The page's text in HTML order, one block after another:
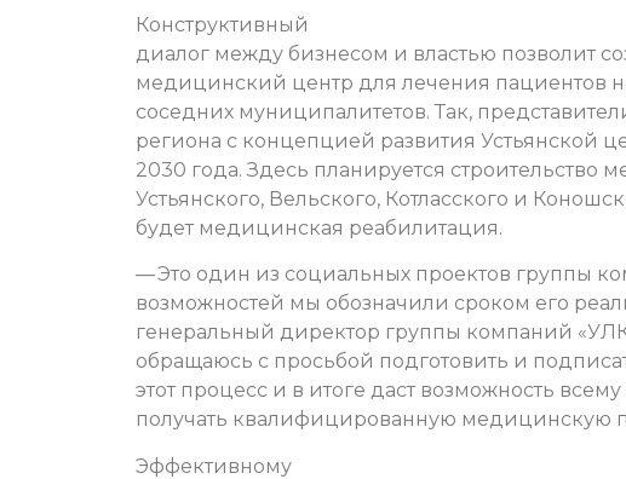
Конструктивный
диалог между бизнесом и властью позволит
медицинский центр для лечения пациентов
соседних муниципалитетов. Так,
региона с концепцией развития Устьянской
2030 года. Здесь планируется строительство
Устьянского, Вельского, Котласского и
будет медицинская реабилитация.
— Это один из социальных проектов группы
возможностей мы обозначили сроком его
генеральный директор группы компаний
обращаюсь с просьбой подготовить и
этот процесс и в итоге даст возможность
получать квалифицированную медицинскую
Эффективному